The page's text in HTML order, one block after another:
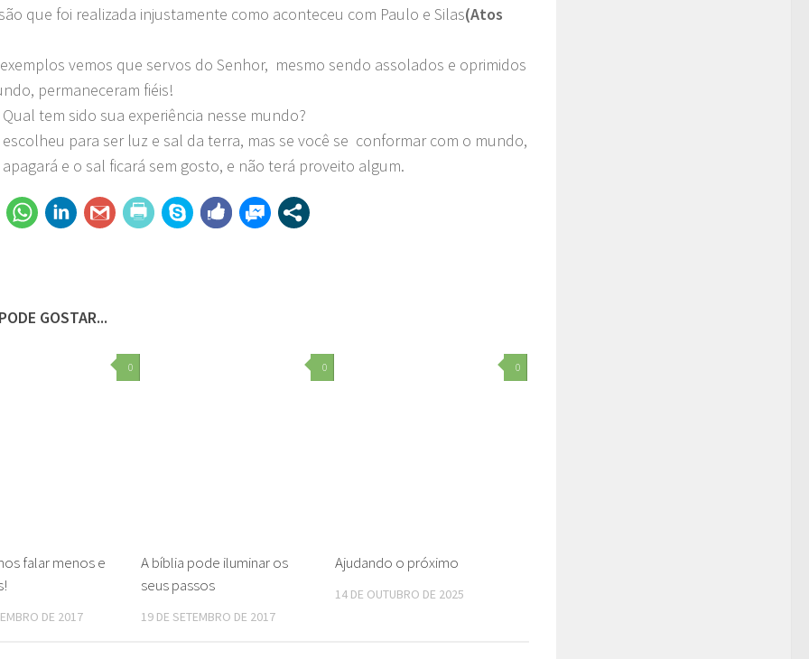
que foi realizada injustamente como aconteceu com Paulo e Silas(Atos
vemos que servos do Senhor, mesmo sendo assolados e oprimidos
permaneceram fiéis!
Qual tem sido sua experiência nesse mundo?
escolheu para ser luz e sal da terra, mas se você se conformar com o mundo,
e o sal ficará sem gosto, e não terá proveito algum.
GOSTAR...
0
falar menos e
DE 2017
0
A bíblia pode iluminar os
seus passos
19 DE SETEMBRO DE 2017
0
Ajudando o próximo
14 DE OUTUBRO DE 2025